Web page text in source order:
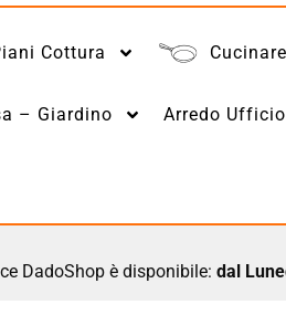
Cottura Cucinare
– Giardino Arredo Ufficio
DadoShop è disponibile: dal